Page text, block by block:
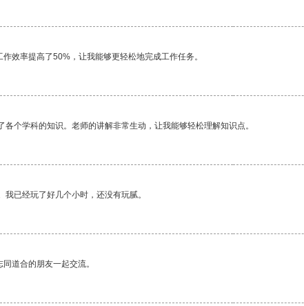
效率提高了50%，让我能够更轻松地完成工作任务。
个学科的知识。老师的讲解非常生动，让我能够轻松理解知识点。
已经玩了好几个小时，还没有玩腻。
道合的朋友一起交流。